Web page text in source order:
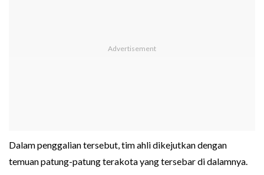
Dalam penggalian tersebut, tim ahli dikejutkan dengan
temuan patung-patung terakota yang tersebar di dalamnya.